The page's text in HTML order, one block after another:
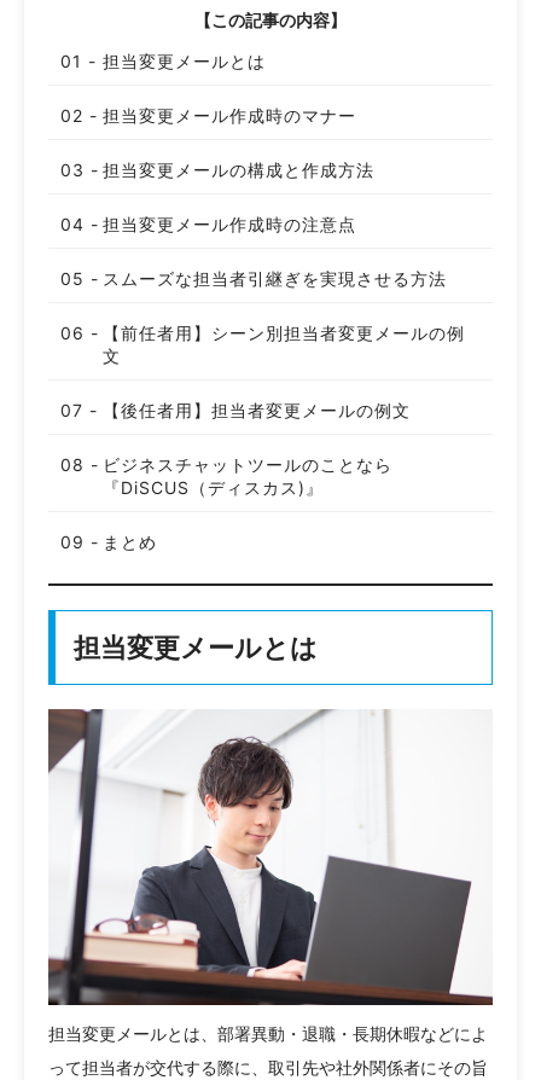
【この記事の内容】
担当変更メールとは
担当変更メール作成時のマナー
担当変更メールの構成と作成方法
担当変更メール作成時の注意点
スムーズな担当者引継ぎを実現させる方法
【前任者用】シーン別担当者変更メールの例
文
【後任者用】担当者変更メールの例文
ビジネスチャットツールのことなら
『DiSCUS（ディスカス)』
まとめ
担当変更メールとは
担当変更メールとは、部署異動・退職・長期休暇などによ
って担当者が交代する際に、取引先や社外関係者にその旨